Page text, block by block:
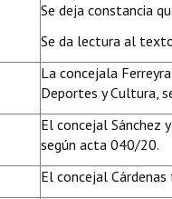
Se deja constancia
Se da lectura al
La concejala
Deportes y Cultura,
El concejal Sánchez
según acta 040/20.
El concejal